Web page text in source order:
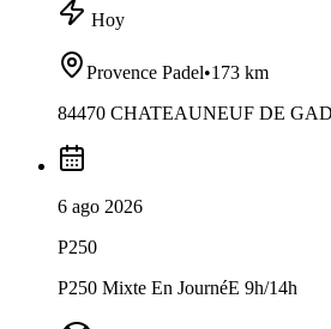
Hoy
Provence Padel•173 km
84470 CHATEAUNEUF DE
6 ago 2026
P250
P250 Mixte En JournéE 9h/14h